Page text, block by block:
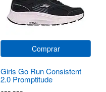
Comprar
Girls Go Run Consistent
2.0 Promptitude